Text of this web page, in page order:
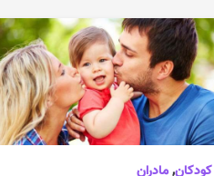
کودکان,مادران